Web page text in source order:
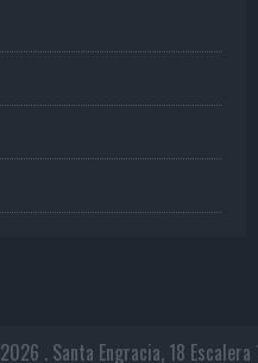
. Santa Engracia, 18